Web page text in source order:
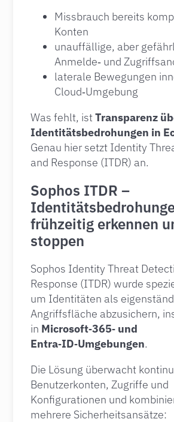
Missbrauch bereits
Konten
unauffällige, aber
Anmelde‑ und
laterale Bewegungen
Cloud‑Umgebung
Was fehlt, istTransparenz
Identitätsbedrohungen in
Genau hier setzt Identity
and Response (ITDR) an.
Sophos ITDR –
frühzeitig erkennen
stoppen
Sophos Identity Threat
Response (ITDR) wurde
um Identitäten als
Angriffsfläche abzusichern,
in Microsoft‑365‑ und
Entra‑ID‑Umgebungen.
Die Lösung überwacht
Benutzerkonten, Zugriffe und
Konfigurationen und
mehrere Sicherheitsansätze: